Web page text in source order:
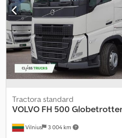
Frente direita – 11 mm Traseira
esquerda externa – 10 mm Traseira
direita externa – 11 mm
Vilnius 3 004 km
Tractora standard
VOLVO FH 500